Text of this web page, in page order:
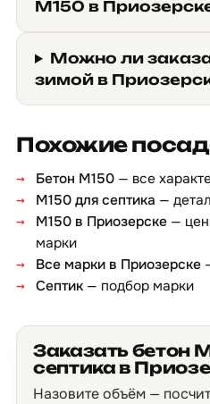
М150 в
Можно ли
зимой в
Похожие
Бетон М150 — все
М150 для септика —
М150 в Приозерске —
марки
Все марки в Приозерске
Септик — подбор марки
Заказать бетон
септика в
Назовите объём —